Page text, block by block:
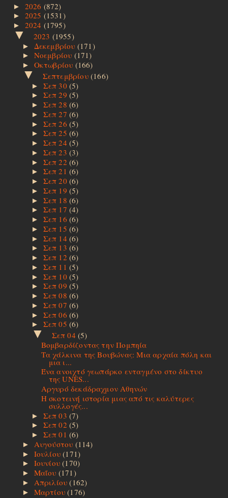
► 2026 (872)
► 2025 (1531)
► 2024 (1795)
▼ 2023 (1955)
► Δεκεμβρίου (171)
► Νοεμβρίου (171)
► Οκτωβρίου (166)
▼ Σεπτεμβρίου(166)
► Σεπ 30(5)
► Σεπ 29(5)
► Σεπ 28(6)
► Σεπ 27(6)
► Σεπ 26(5)
► Σεπ 25(6)
► Σεπ 24(5)
► Σεπ 23(3)
► Σεπ 22(6)
► Σεπ 21(6)
► Σεπ 20(6)
► Σεπ 19(5)
► Σεπ 18(6)
► Σεπ 17(4)
► Σεπ 16(6)
► Σεπ 15(6)
► Σεπ 14(6)
► Σεπ 13(6)
► Σεπ 12(6)
► Σεπ 11(5)
► Σεπ 10(5)
► Σεπ 09(5)
► Σεπ 08(6)
► Σεπ 07(6)
► Σεπ 06(6)
► Σεπ 05(6)
▼ Σεπ 04(5)
Βομβαρδίζοντας την Πομπηία
Τα χάλκινα της Βουβώνας: Μια αρχαία πόλη και
μια ι...
Ένα ανοιχτό γεωπάρκο ενταγμένο στο δίκτυο
της UNES...
Aργυρό δεκάδραχμον Aθηνών
Η σκοτεινή ιστορία μιας από τις καλύτερες
συλλογές...
► Σεπ 03(7)
► Σεπ 02(5)
► Σεπ 01(6)
► Αυγούστου (114)
► Ιουλίου(171)
► Ιουνίου(170)
► Μαΐου (171)
► Απριλίου(162)
► Μαρτίου(176)